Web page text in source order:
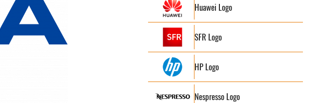
Huawei Logo
SFR Logo
HP Logo
Nespresso Logo